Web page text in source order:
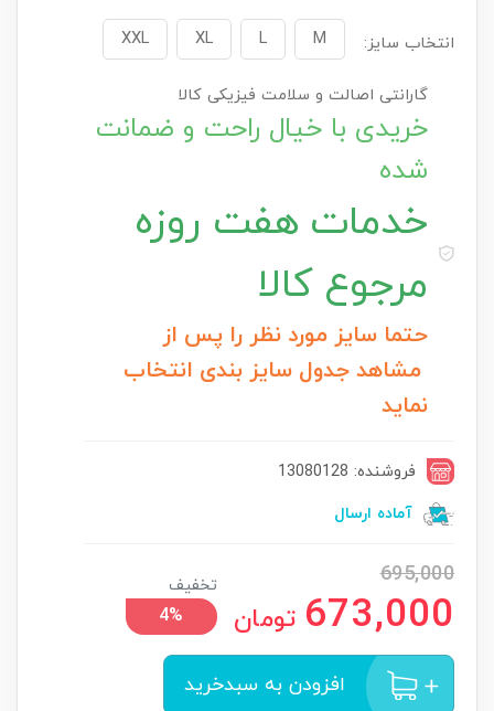
انتخاب سایز: M
L
XL
XXL
گارانتی اصالت و سلامت فیزیکی کالا
خریدی با خیال راحت و ضمانت
شده
خدمات هفت روزه
مرجوع کالا
حتما سایز مورد نظر را پس از
مشاهد جدول سایز بندی انتخاب
نماید
فروشنده: 13080128
آماده ارسال
695,000
673,000 تومان
تخفیف
4%
افزودن به سبدخرید